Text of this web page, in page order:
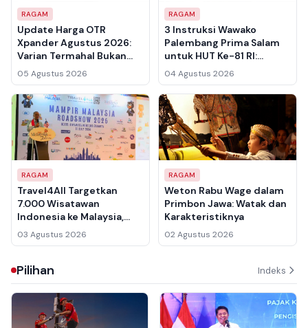
RAGAM
Update Harga OTR
Xpander Agustus 2026:
Varian Termahal Bukan
yang Paling Worth It
05 Agustus 2026
RAGAM
3 Instruksi Wawako
Palembang Prima Salam
untuk HUT Ke-81 RI:
Pasang Bendera hingga
Festival Bidar Pindah ke
Keramasan
04 Agustus 2026
RAGAM
Travel4All Targetkan
7.000 Wisatawan
Indonesia ke Malaysia,
Ada Diskon Rp100.000 per
Orang untuk Agen Travel
03 Agustus 2026
RAGAM
Weton Rabu Wage dalam
Primbon Jawa: Watak dan
Karakteristiknya
02 Agustus 2026
Pilihan Indeks